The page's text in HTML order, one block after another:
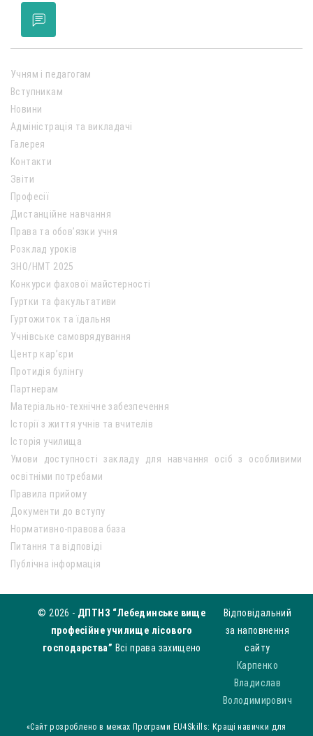
Учням і педагогам
Вступникам
Новини
Адміністрація та викладачі
Галерея
Контакти
Звіти
Професії
Дистанційне навчання
Права та обов’язки учня
Розклад уроків
ЗНО/НМТ 2025
Конкурси фахової майстерності
Гуртки та факультативи
Гуртожиток та їдальня
Учнівське самоврядування
Центр кар’єри
Протидія булінгу
Партнерам
Матеріально-технічне забезпечення
Історії з життя учнів та вчителів
Історія училища
Умови доступності закладу для навчання осіб з особливими
освітніми потребами
Правила прийому
Документи до вступу
Нормативно-правова база
Питання та відповіді
Публічна інформація
© 2026 - ДПТНЗ “Лебединське вище
професійне училище лісового
господарства” Всі права захищено
Відповідальний
за наповнення
сайту
Карпенко
Владислав
Володимирович
«Сайт розроблено в межах Програми EU4Skills: Кращі навички для